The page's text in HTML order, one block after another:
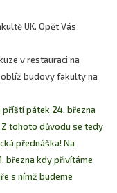
UK. Opět Vás
v restauraci na
budovy fakulty na
příští pátek 24. března
Z tohoto důvodu se tedy
přednáška! Na
března kdy přivítáme
s nímž budeme